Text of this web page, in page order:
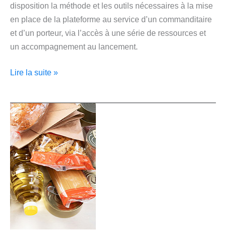
disposition la méthode et les outils nécessaires à la mise
en place de la plateforme au service d’un commanditaire
et d’un porteur, via l’accès à une série de ressources et
un accompagnement au lancement.
Lire la suite »
Épicerie
sociale
&
solidaire
2021